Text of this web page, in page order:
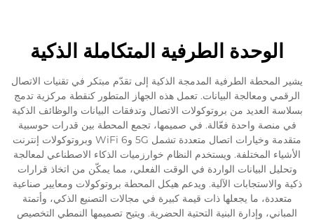
الوحدة الطرفية المتكاملة الذكية
يشير المحطة الطرفية المدمجة الذكية إلى تقدّم مبتكر في تقنيات الاتصال
الرقمي ومعالجة البيانات. تعمل هذه الجهاز المتطور كنقطة مركزية تدمج
بسلاسة العديد من بروتوكولات الاتصال وتدفقات البيانات والوظائف الذكية
في منصة واحدة فعّالة. في صميمها، تجمع المحطة بين قدرات حوسبية
متقدمة وخيارات اتصال متعددة تشمل 5G وWiFi 6 وبروتوكولات إنترنت
الأشياء المختلفة. ويستخدم النظام خوارزميات الذكاء الاصطناعي لمعالجة
وتحليل البيانات الواردة في الوقت الفعلي، مما يمكّن من اتخاذ قرارات
ذكية والاستجابات الآلية. ويدعم هيكل المحطة بروتوكولات ومعايير صناعية
متعددة، ما يجعلها ذات قيمة كبيرة في مجالات التصنيع الذكي، وأتمتة
المباني، وإدارة البنية التحتية الحضرية. ويتيح تصميمها النمطي التخصيص